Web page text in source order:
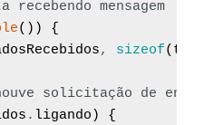
mensagem
( ) )
{
, sizeof(
solicitação de envio
. ligando )
{